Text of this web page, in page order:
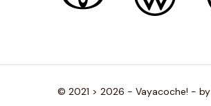
© 2021 > 2026 - Vayacoche! - by